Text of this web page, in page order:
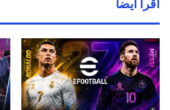
اقرأ ايضا